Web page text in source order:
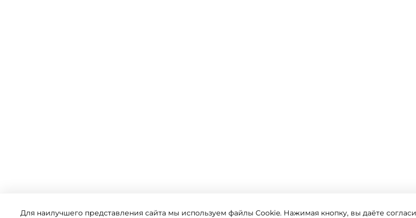
Для наилучшего представления сайта мы используем файлы Cookie. Нажимая кнопку, вы даёте